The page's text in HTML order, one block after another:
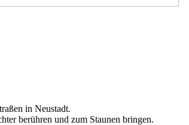
in Neustadt.
berühren und zum Staunen bringen.